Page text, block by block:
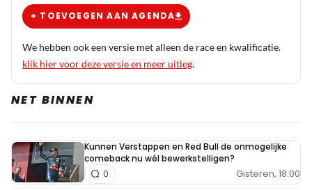
flac
8 juli 14:15
... vier sprint races in een weekeind moet makkelijk
kwalificaties kan ook makkelijk. Dan per kwalificatie een
koppelen.... of , of, een karaoke... ja, daarmee halen we
minstens twee Japanse autofabrikanten binnen.... En als
+ TOEVOEGEN AAN AGENDA
We hebben ook een versie met alleen de race en kwalificatie.
klik hier voor deze versie en meer uitleg.
NET BINNEN
Kunnen Verstappen en Red Bull de onmogelijke
comeback nu wél bewerkstelligen?
Gisteren, 18:00
0